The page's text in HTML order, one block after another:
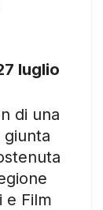
luglio
di una
giunta
e Film